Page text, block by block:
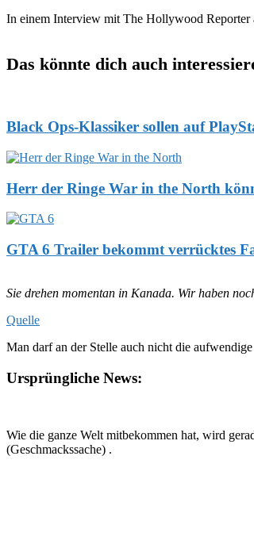
In einem Interview mit The Hollywood
Das könnte dich auch
Black Ops-Klassiker sollen auf
Herr der Ringe War in the North
GTA 6 Trailer bekommt verrücktes
Sie drehen momentan in Kanada. Wir haben
Quelle
Man darf an der Stelle auch nicht die
Ursprüngliche News:
Wie die ganze Welt mitbekommen hat, wird
(Geschmackssache) .